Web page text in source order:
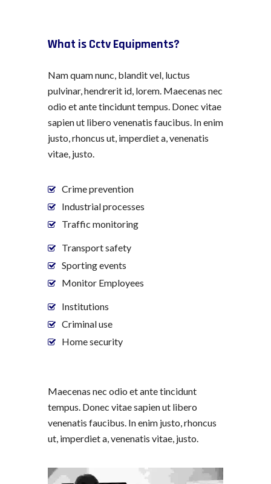
What is Cctv Equipments?
Nam quam nunc, blandit vel, luctus
pulvinar, hendrerit id, lorem. Maecenas nec
odio et ante tincidunt tempus. Donec vitae
sapien ut libero venenatis faucibus. In enim
justo, rhoncus ut, imperdiet a, venenatis
vitae, justo.
Crime prevention
Industrial processes
Traffic monitoring
Transport safety
Sporting events
Monitor Employees
Institutions
Criminal use
Home security
Maecenas nec odio et ante tincidunt
tempus. Donec vitae sapien ut libero
venenatis faucibus. In enim justo, rhoncus
ut, imperdiet a, venenatis vitae, justo.